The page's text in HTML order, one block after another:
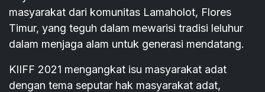
masyarakat dari komunitas Lamaholot, Flores
Timur, yang teguh dalam mewarisi tradisi leluhur
dalam menjaga alam untuk generasi mendatang.
KIIFF 2021 mengangkat isu masyarakat adat
dengan tema seputar hak masyarakat adat,